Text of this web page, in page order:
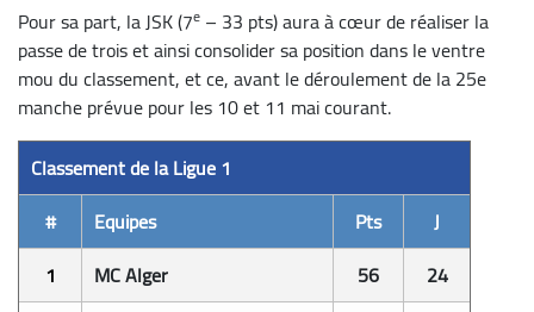
Pour sa part, la JSK (7e – 33 pts) aura à cœur de réaliser la
passe de trois et ainsi consolider sa position dans le ventre
mou du classement, et ce, avant le déroulement de la 25e
manche prévue pour les 10 et 11 mai courant.
Classement de la Ligue 1
#
Equipes Pts
J
1
MC Alger 56
24